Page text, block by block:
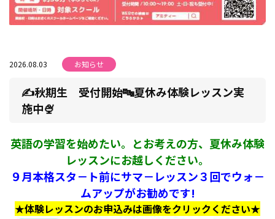
2026.08.03 お知らせ
✍秋期生 受付開始🔤夏休み体験レッスン実
施中🍨
英語の学習を始めたい。とお考えの方、夏休み体験
レッスンにお越しください。
９月本格スタ－ト前にサマ－レッスン３回でウォ－
ムアップがお勧めです!
★体験レッスンのお申込みは画像をクリックください★